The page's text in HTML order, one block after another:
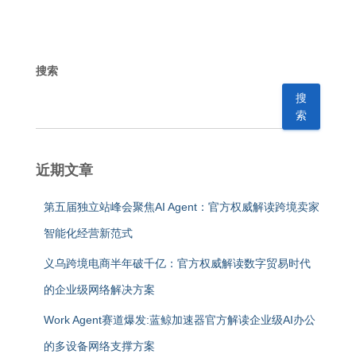
搜索
搜
索
近期文章
第五届独立站峰会聚焦AI Agent：官方权威解读跨境卖家
智能化经营新范式
义乌跨境电商半年破千亿：官方权威解读数字贸易时代
的企业级网络解决方案
Work Agent赛道爆发:蓝鲸加速器官方解读企业级AI办公
的多设备网络支撑方案